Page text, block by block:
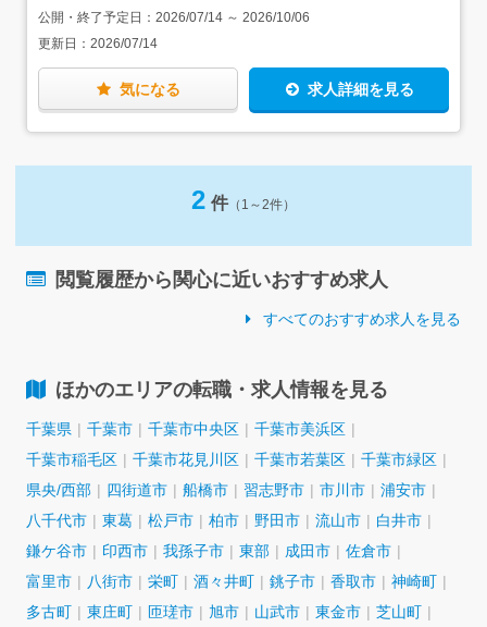
作成の手順も、この研修プログラムに含まれているので、
何の心配もなく仕事を始めることができます。
す。 【家具家電付きの単身用社宅有】 お住まいから
通勤が難しい方は、家具・家電付きの単身用社宅を利用す
うえ、家賃半額補助（地域別に上限あり）もあるので、最
小限の出費に抑えて、新しい仕事・新しい生活を始められ
公開・終了予定日： 2026/07/14 ～ 2026/10/06
更新日： 2026/07/14
気になる 求人詳細を見る
2 件 （1～2件）
閲覧履歴から関心に近いおすすめ求人
すべてのおすすめ求人を見る
ほかのエリアの転職・求人情報を見る
千葉県 千葉市 千葉市中央区
千葉市美浜区
千葉市稲毛区
千葉市花見川区 千葉市若葉区
千葉市緑区
県央/西部
四街道市 船橋市 習志野市 市川市
浦安市
八千代市
東葛 松戸市 柏市 野田市 流山市
白井市
鎌ケ谷市
印西市 我孫子市 東部 成田市
佐倉市
富里市
八街市 栄町 酒々井町 銚子市 香取市
神崎町
多古町
東庄町 匝瑳市 旭市 山武市 東金市
芝山町